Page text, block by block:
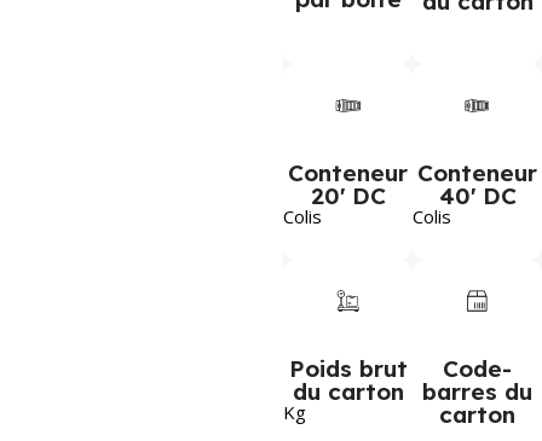
Conteneur
20' DC
Colis
Conteneur
40' DC
Colis
Poids brut
du carton
Kg
Code-
barres du
carton